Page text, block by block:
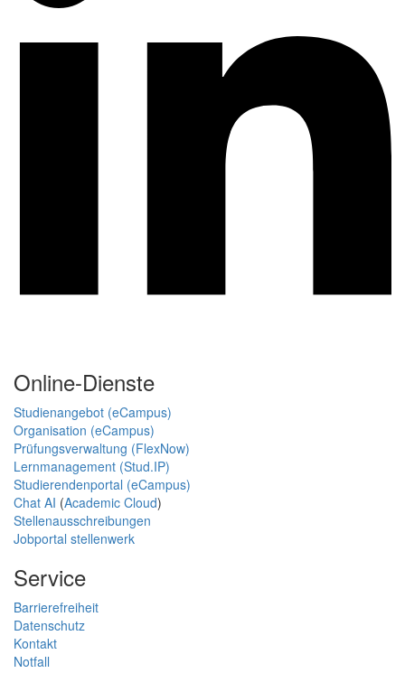
Online-Dienste
Studienangebot (eCampus)
Organisation (eCampus)
Prüfungsverwaltung (FlexNow)
Lernmanagement (Stud.IP)
Studierendenportal (eCampus)
Chat AI (Academic Cloud)
Stellenausschreibungen
Jobportal stellenwerk
Service
Barrierefreiheit
Datenschutz
Kontakt
Notfall